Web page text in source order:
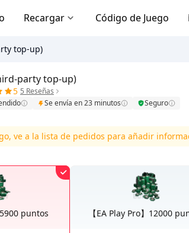
Recargar Código de Juego
top-up)
party top-up)
5 5 Reseñas
Se envía en 23 minutos Seguro
ve a la lista de pedidos para añadir
5900 puntos 【EA Play Pro】12000